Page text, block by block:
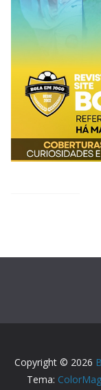
Copyright © 2026
Tema: ColorMag